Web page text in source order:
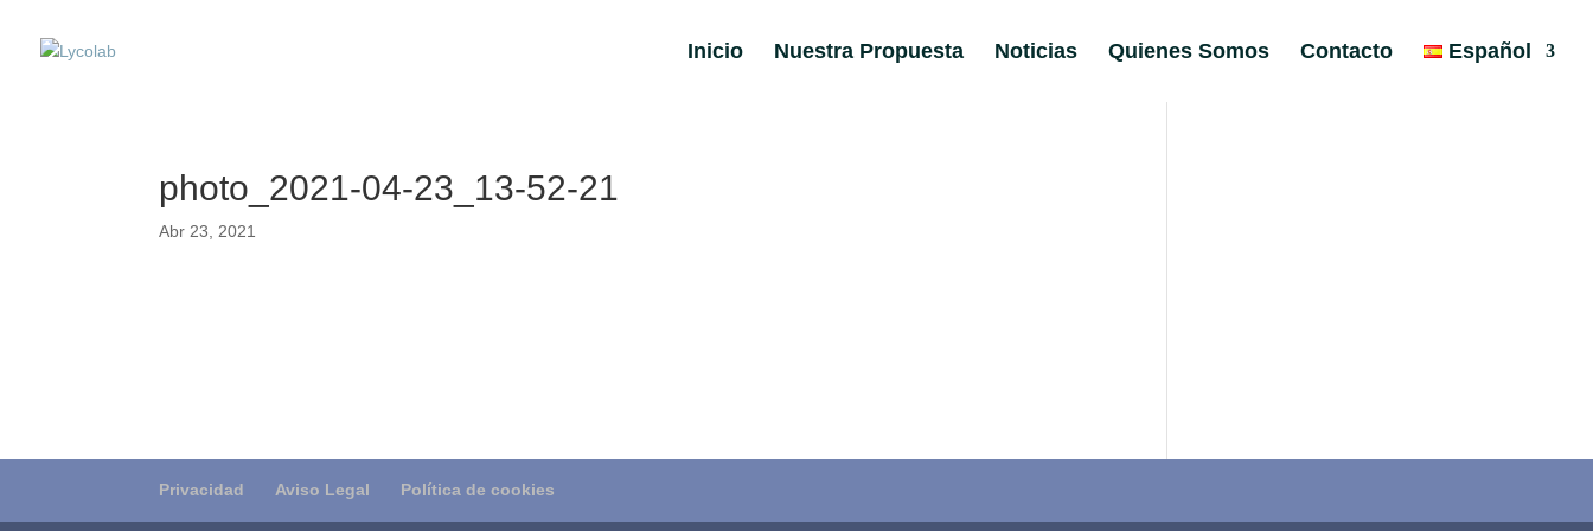
Inicio Nuestra Propuesta Noticias Quienes Somos Contacto Español
photo_2021-04-23_13-52-21
Abr 23, 2021
Privacidad Aviso Legal Política de cookies